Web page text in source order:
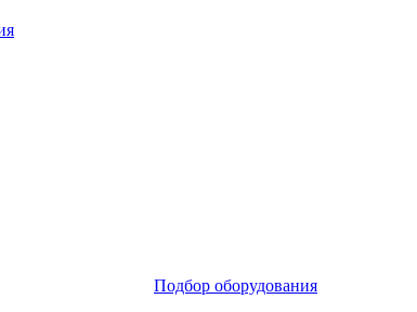
Подбор оборудования